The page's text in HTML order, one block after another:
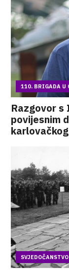
110. BRIGADA U
Razgovor s
povijesnim